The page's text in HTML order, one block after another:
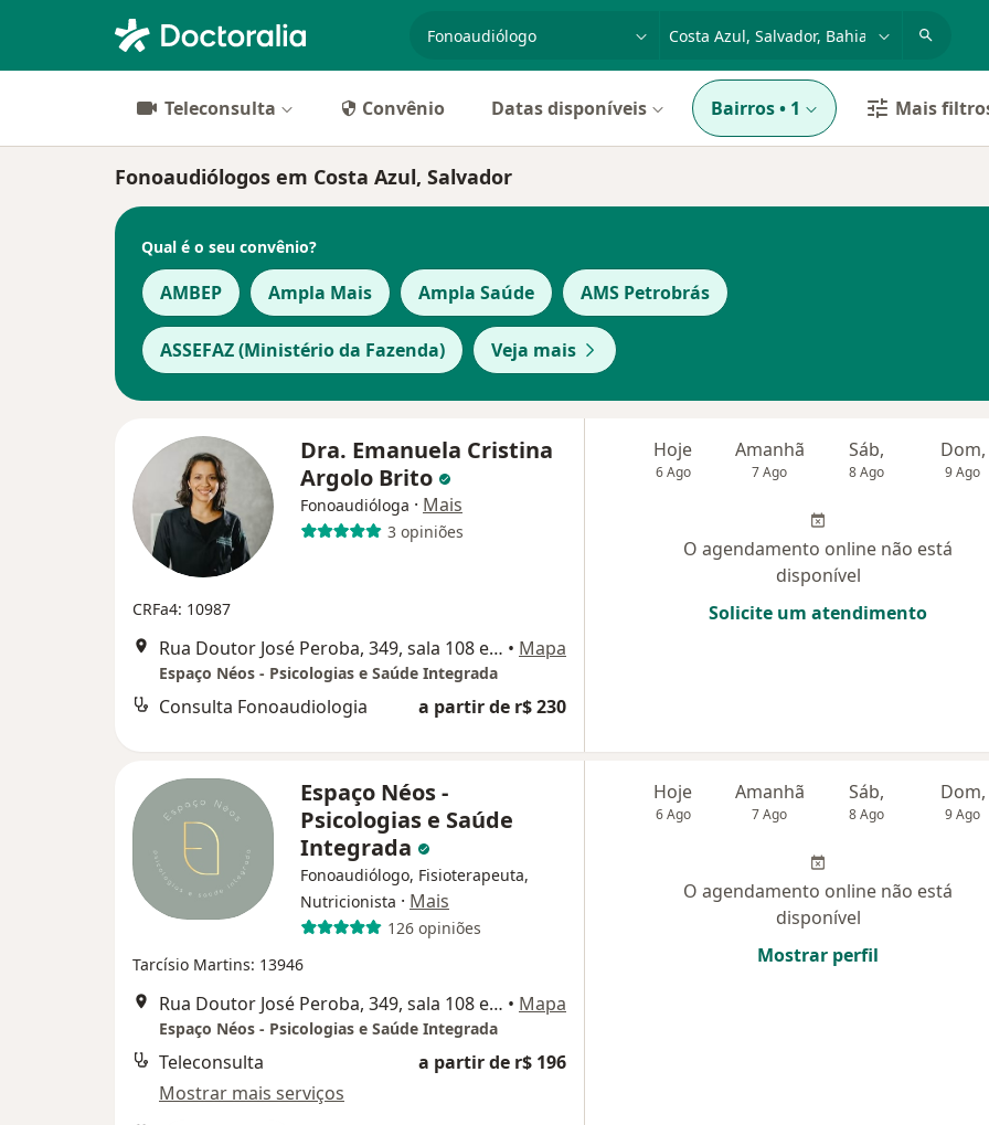
especialidade, doença ou nome
Teleconsulta Convênio Datas disponíveis Bairros• 1 Mais
Fonoaudiólogos em Costa Azul, Salvador
Qual é o seu convênio?
AMBEP Ampla Mais Ampla Saúde AMS Petrobrás
ASSEFAZ (Ministério da Fazenda) Veja mais
Dra. Emanuela Cristina
Argolo Brito
Fonoaudióloga · Mais
3 opiniões
CRFa4: 10987
Rua Doutor José Peroba, 349, sala 108 e 1503, Salvador • Mapa
Espaço Néos - Psicologias e Saúde Integrada
Consulta Fonoaudiologia a partir de r$ 230
Hoje
6 Ago
Amanhã
7 Ago
Sáb,
8 Ago
Dom,
9 Ago
O agendamento online não está
disponível
Solicite um atendimento
Espaço Néos -
Psicologias e Saúde
Integrada
Fonoaudiólogo, Fisioterapeuta,
Nutricionista · Mais
126 opiniões
Tarcísio Martins: 13946
Rua Doutor José Peroba, 349, sala 108 e 1503, Salvador • Mapa
Espaço Néos - Psicologias e Saúde Integrada
Teleconsulta
a partir de r$ 196
Mostrar mais serviços
Hoje
6 Ago
Amanhã
7 Ago
Sáb,
8 Ago
Dom,
9 Ago
O agendamento online não está
disponível
Mostrar perfil